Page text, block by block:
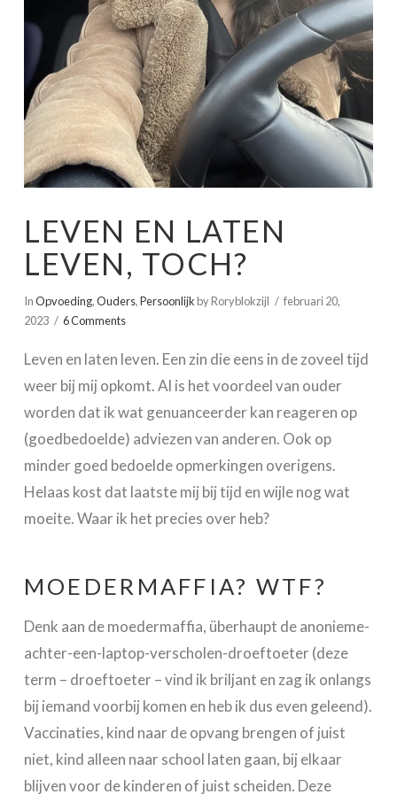
LEVEN EN LATEN
LEVEN, TOCH?
InOpvoeding,Ouders,Persoonlijk by Roryblokzijl
februari 20,
2023
6 Comments
Leven en laten leven. Een zin die eens in de zoveel tijd
weer bij mij opkomt. Al is het voordeel van ouder
worden dat ik wat genuanceerder kan reageren op
(goedbedoelde) adviezen van anderen. Ook op
minder goed bedoelde opmerkingen overigens.
Helaas kost dat laatste mij bij tijd en wijle nog wat
moeite. Waar ik het precies over heb?
MOEDERMAFFIA? WTF?
Denk aan de moedermaffia, überhaupt de anonieme-
achter-een-laptop-verscholen-droeftoeter (deze
term – droeftoeter – vind ik briljant en zag ik onlangs
bij iemand voorbij komen en heb ik dus even geleend).
Vaccinaties, kind naar de opvang brengen of juist
niet, kind alleen naar school laten gaan, bij elkaar
blijven voor de kinderen of juist scheiden. Deze